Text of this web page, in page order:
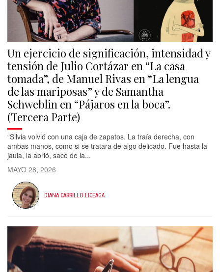
Un ejercicio de significación, intensidad y
tensión de Julio Cortázar en “La casa
tomada”, de Manuel Rivas en “La lengua
de las mariposas” y de Samantha
Schweblin en “Pájaros en la boca”.
(Tercera Parte)
“Silvia volvió con una caja de zapatos. La traía derecha, con
ambas manos, como si se tratara de algo delicado. Fue hasta la
jaula, la abrió, sacó de la...
MAYO 28, 2026
DIANA CARRILLO LICEAGA